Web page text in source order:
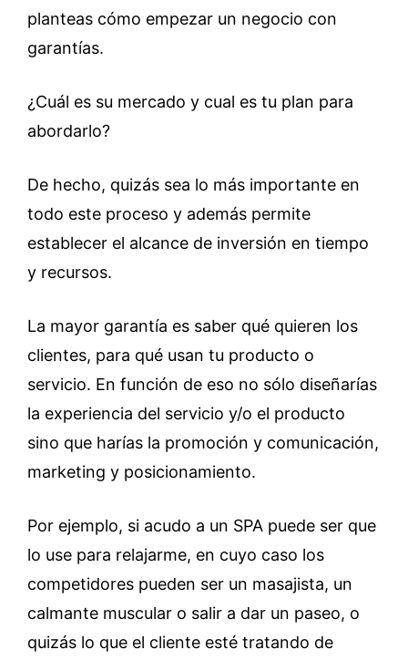
planteas cómo empezar un negocio con
garantías.
¿Cuál es su mercado y cual es tu plan para
abordarlo?
De hecho, quizás sea lo más importante en
todo este proceso y además permite
establecer el alcance de inversión en tiempo
y recursos.
La mayor garantía es saber qué quieren los
clientes, para qué usan tu producto o
servicio. En función de eso no sólo diseñarías
la experiencia del servicio y/o el producto
sino que harías la promoción y comunicación,
marketing y posicionamiento.
Por ejemplo, si acudo a un SPA puede ser que
lo use para relajarme, en cuyo caso los
competidores pueden ser un masajista, un
calmante muscular o salir a dar un paseo, o
quizás lo que el cliente esté tratando de